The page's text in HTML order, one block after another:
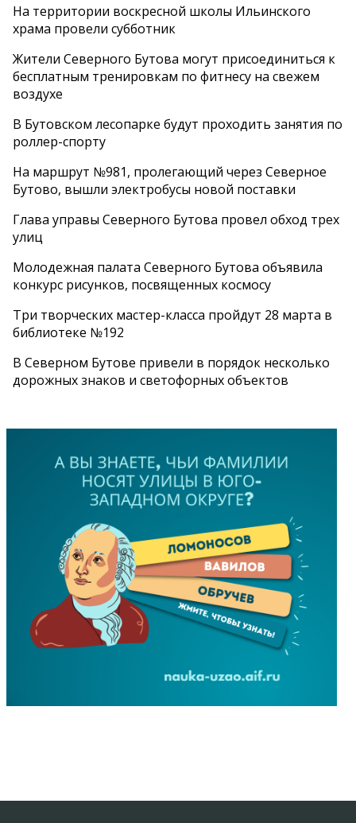
На территории воскресной школы Ильинского
храма провели субботник
Жители Северного Бутова могут присоединиться к
бесплатным тренировкам по фитнесу на свежем
воздухе
В Бутовском лесопарке будут проходить занятия по
роллер-спорту
На маршрут №981, пролегающий через Северное
Бутово, вышли электробусы новой поставки
Глава управы Северного Бутова провел обход трех
улиц
Молодежная палата Северного Бутова объявила
конкурс рисунков, посвященных космосу
Три творческих мастер-класса пройдут 28 марта в
библиотеке №192
В Северном Бутове привели в порядок несколько
дорожных знаков и светофорных объектов